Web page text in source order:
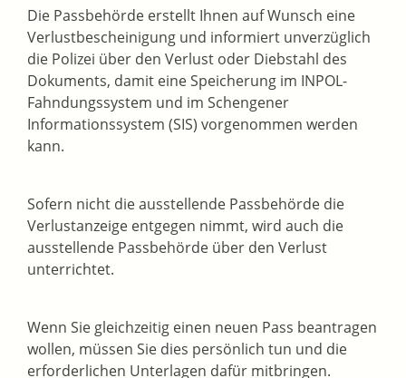
Die Passbehörde erstellt Ihnen auf Wunsch eine
Verlustbescheinigung und informiert unverzüglich
die Polizei über den Verlust oder Diebstahl des
Dokuments, damit eine Speicherung im INPOL-
Fahndungssystem und im Schengener
Informationssystem (SIS) vorgenommen werden
kann.
Sofern nicht die ausstellende Passbehörde die
Verlustanzeige entgegen nimmt, wird auch die
ausstellende Passbehörde über den Verlust
unterrichtet.
Wenn Sie gleichzeitig einen neuen Pass beantragen
wollen, müssen Sie dies persönlich tun und die
erforderlichen Unterlagen dafür mitbringen.